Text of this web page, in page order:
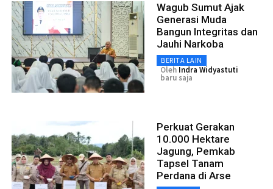
Wagub Sumut Ajak
Generasi Muda
Bangun Integritas dan
Jauhi Narkoba
BERITA LAIN
Oleh Indra Widyastuti
baru saja
Perkuat Gerakan
10.000 Hektare
Jagung, Pemkab
Tapsel Tanam
Perdana di Arse